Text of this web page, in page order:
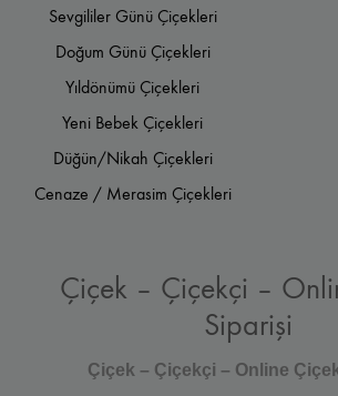
Sevgililer Günü Çiçekleri
Doğum Günü Çiçekleri
Yıldönümü Çiçekleri
Yeni Bebek Çiçekleri
Düğün/Nikah Çiçekleri
Cenaze / Merasim Çiçekleri
Çiçek – Çiçekçi –
Siparişi
Çiçek – Çiçekçi – Online